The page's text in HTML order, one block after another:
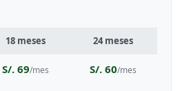
18 meses 24 meses
S/. 69/mes S/. 60/mes